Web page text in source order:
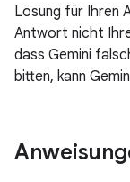
Lösung für Ihren
Antwort nicht
dass Gemini
bitten, kann